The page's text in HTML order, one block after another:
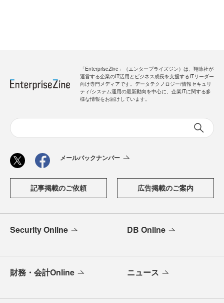
「EnterpriseZine」（エンタープライズジン）は、翔泳社が
運営する企業のIT活用とビジネス成長を支援するITリーダー
向け専門メディアです。データテクノロジー/情報セキュリ
ティ/システム運用の最新動向を中心に、企業ITに関する多
様な情報をお届けしています。
メールバックナンバー
記事掲載のご依頼 広告掲載のご案内
Security Online DB Online
財務・会計Online ニュース